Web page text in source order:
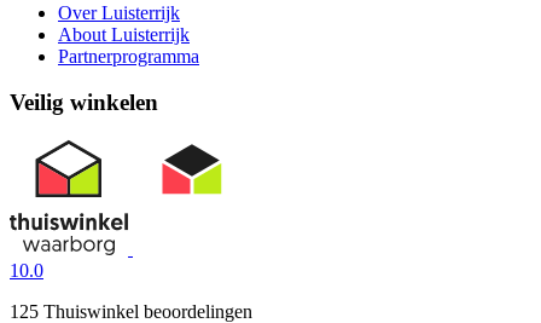
Over Luisterrijk
About Luisterrijk
Partnerprogramma
Veilig winkelen
10.0
125 Thuiswinkel beoordelingen